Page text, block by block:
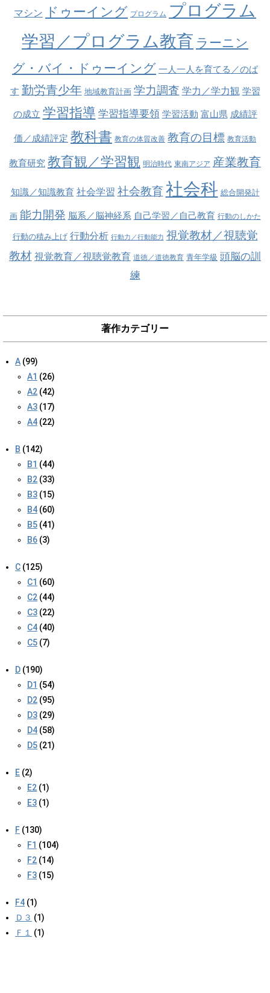
マシン ドゥーイング プログラム プログラム
学習／プログラム教育 ラーニン
グ・バイ・ドゥーイング 一人一人を育てる／のば
す 勤労青少年 地域教育計画 学力調査 学力／学力観 学習
の成立 学習指導 学習指導要領 学習活動 富山県 成績評
価／成績評定 教科書 教育の体質改善 教育の目標 教育活動
教育研究 教育観／学習観 明治時代 東南アジア 産業教育
知識／知識教育 社会学習 社会教育社会科 総合開発計
画 能力開発 脳系／脳神経系 自己学習／自己教育 行動のしかた
行動の積み上げ 行動分析 行動力／行動能力 視覚教材／視聴覚
教材 視覚教育／視聴覚教育 道徳／道徳教育 青年学級 頭脳の訓
練
著作カテゴリー
A (99)
A1 (26)
A2 (42)
A3 (17)
A4 (22)
B (142)
B1 (44)
B2 (33)
B3 (15)
B4 (60)
B5 (41)
B6 (3)
C (125)
C1 (60)
C2 (44)
C3 (22)
C4 (40)
C5 (7)
D (190)
D1 (54)
D2 (95)
D3 (29)
D4 (58)
D5 (21)
E (2)
E2 (1)
E3 (1)
F (130)
F1 (104)
F2 (14)
F3 (15)
F4 (1)
Ｄ３ (1)
Ｆ１
(1)